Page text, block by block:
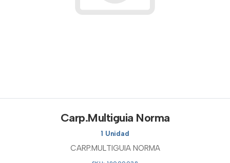
Carp.Multiguia Norma
1 Unidad
CARP.MULTIGUIA NORMA